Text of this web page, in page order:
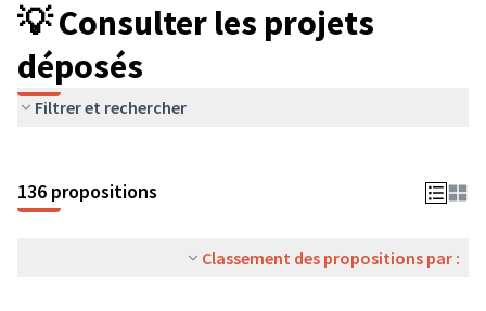
💡 Consulter les projets
déposés
Filtrer et rechercher
136 propositions
Classement des propositions par :